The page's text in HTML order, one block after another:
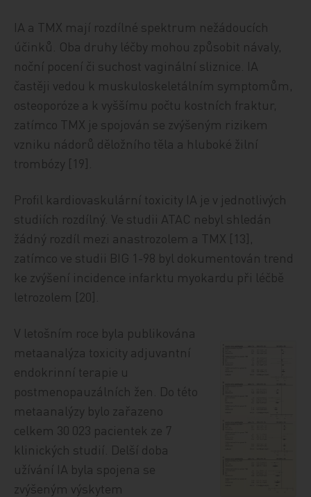
IA a TMX mají rozdílné spektrum nežádoucích
účinků. Oba druhy léčby mohou způsobit návaly,
noční pocení či suchost vaginální sliznice. IA
častěji vedou k muskuloskeletálním symptomům,
osteoporóze a k vyššímu počtu kostních fraktur,
zatímco TMX je spojován se zvýšeným rizikem
vzniku nádorů děložního těla a hluboké žilní
trombózy [19].
Profil kardiovaskulární toxicity IA je v jednotlivých
studiích rozdílný. Ve studii ATAC nebyl shledán
žádný rozdíl mezi anastrozolem a TMX [13],
zatímco ve studii BIG 1-98 byl dokumentován trend
ke zvýšení incidence infarktu myokardu při léčbě
letrozolem [20].
V letošním roce byla publikována
metaanalýza toxicity adjuvantní
endokrinní terapie u
postmenopauzálních žen. Do této
metaanalýzy bylo zařazeno
celkem 30 023 pacientek ze 7
klinických studií. Delší doba
užívání IA byla spojena se
zvýšeným výskytem